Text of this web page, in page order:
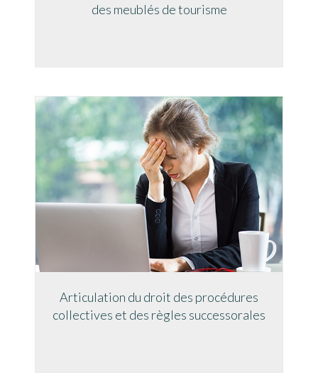
des meublés de tourisme
Articulation du droit des procédures
collectives et des règles successorales